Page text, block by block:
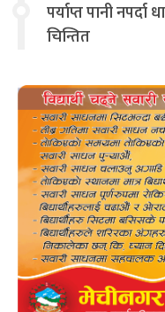
पर्याप्त पानी नपर्दा
चिन्तित